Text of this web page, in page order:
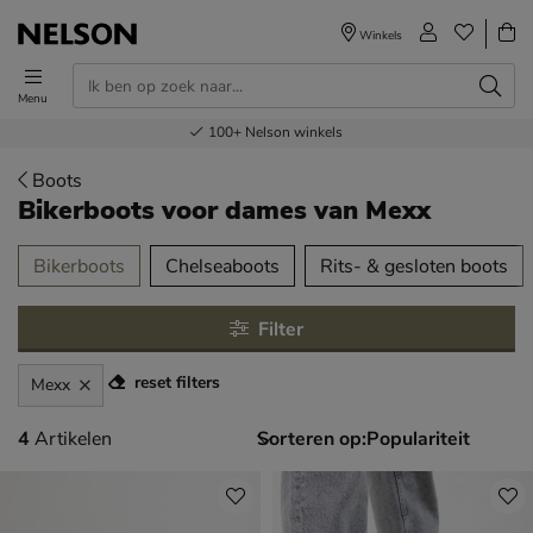
Menu
Winkels
Voor 23.00u besteld,volgende dag in huis
Gratisverzending en retour
Bestel nu,betaal later
100+ Nelson winkels
Boots
Bikerboots voor damesvan Mexx
over
Bikerboots Chelseaboots Rits- & gesloten boots
Filter
Mexx reset filters
4 artikelen
4 Artikelen Sorteren op: